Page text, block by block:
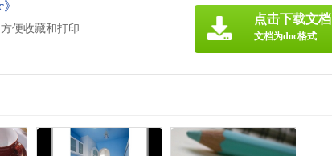
便收藏和打印
点击下载文档
文档为doc格式